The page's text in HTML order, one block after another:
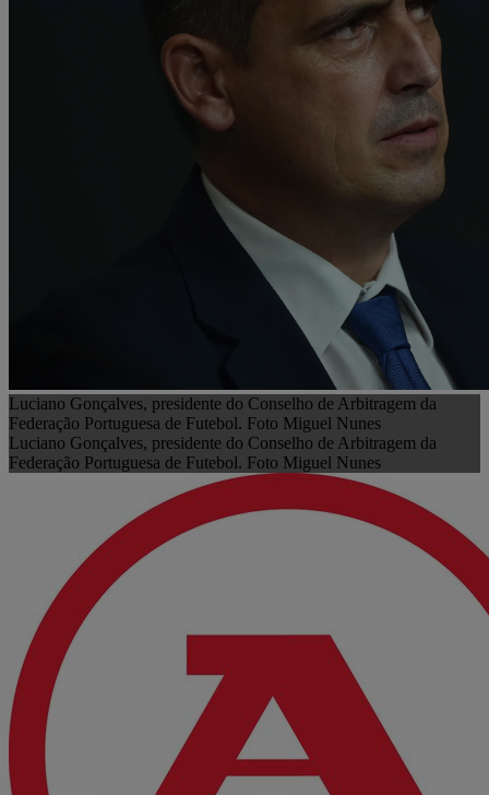
Luciano Gonçalves, presidente do Conselho de Arbitragem da
Federação Portuguesa de Futebol. Foto Miguel Nunes
Luciano Gonçalves, presidente do Conselho de Arbitragem da
Federação Portuguesa de Futebol. Foto Miguel Nunes